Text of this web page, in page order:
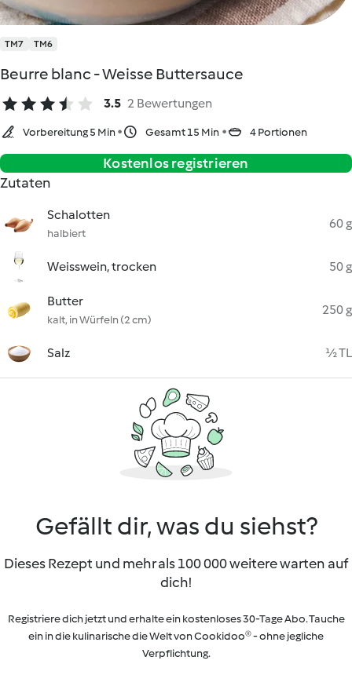
TM7 TM6
Beurre blanc - Weisse Buttersauce
3.5 2 Bewertungen
Vorbereitung 5 Min Gesamt 15 Min 4 Portionen
Kostenlos registrieren
Zutaten
Schalotten
halbiert
60 g
Weisswein, trocken 50 g
Butter
kalt, in Würfeln (2 cm)
250 g
Salz ½ TL
Gefällt dir, was du siehst?
Dieses Rezept und mehr als 100 000 weitere warten auf
dich!
Registriere dich jetzt und erhalte ein kostenloses 30-Tage Abo. Tauche
ein in die kulinarische die Welt von Cookidoo® - ohne jegliche
Verpflichtung.